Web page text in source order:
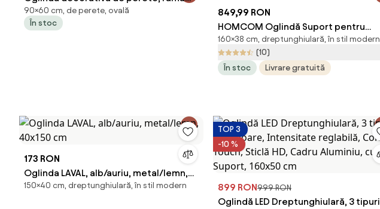
aurie antichizată, 60x90 cm
90×60 cm, de perete, ovală
În stoc
849,99 RON
HOMCOM Oglindă Suport pentru
Bijuterii, Oglindă de podea Pivotantă
Modernă pentru Dormitor, 38x38x160
cm, Alb | Aosom Romania
160×38 cm, dreptunghiulară, în stil modern
(10)
În stoc
Livrare gratuită
173 RON
Oglinda LAVAL, alb/auriu, metal/lemn,
40x150 cm
150×40 cm, dreptunghiulară, în stil modern
TOP 3
-10 %
899 RON999 RON
Oglindă LED Dreptunghiulară, 3 tipuri